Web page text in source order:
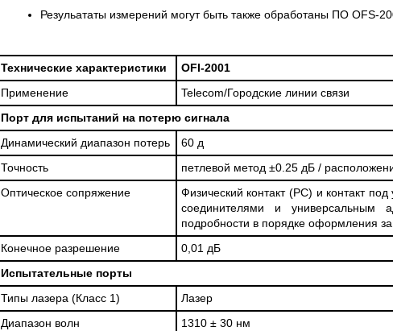
Резульататы измерений могут быть также обработаны ПО OFS-
Технические характеристики OFI-2001
Применение
Telecom/Городские линии связи
Порт для испытаний на потерю сигнала
Динамический диапазон потерь
60 д
Точность
петлевой метод ±0.25 дБ /
Оптическое сопряжение
Физический контакт (PC) и контакт
соединителями и универсальным
подробности в порядке оформления
Конечное разрешение
0,01 дБ
Испытательные порты
Типы лазера (Класс 1)
Лазер
Диапазон волн
1310 ± 30 нм